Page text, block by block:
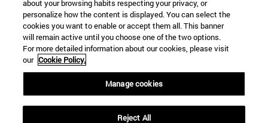
¿QUÉ MÁSTER TE INTERESA?
© Universidad de Navarra
Información legal
Accesibilidad
Configuración de cookies
Localizador de campus
about your browsing habits respecting your privacy, or
personalize how the content is displayed. You can select the
cookies you want to enable or accept them all. This banner
will remain active until you choose one of the two options.
For more detailed information about our cookies, please visit
our Cookie Policy.
Manage cookies
Reject All